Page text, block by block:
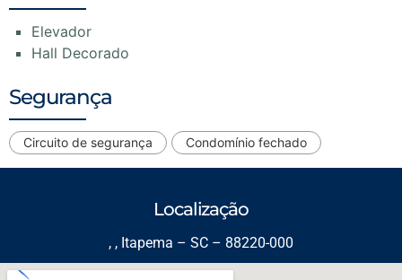
Elevador
Hall Decorado
Segurança
Circuito de segurança Condomínio fechado
Localização
, , Itapema – SC – 88220-000